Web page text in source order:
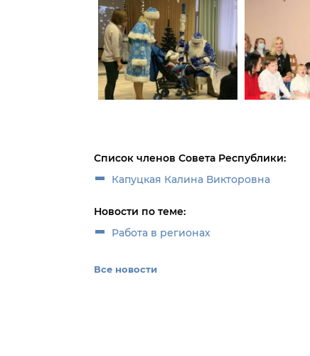
Список членов Совета Республики:
Капуцкая Калина Викторовна
Новости по теме:
Работа в регионах
Все новости